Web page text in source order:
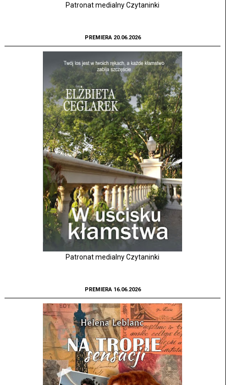
Patronat medialny Czytaninki
PREMIERA 20.06.2026
Patronat medialny Czytaninki
PREMIERA 16.06.2026